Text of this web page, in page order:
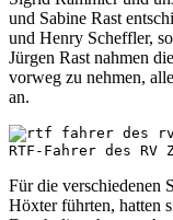
und Sabine Rast
und Henry Scheffler,
Jürgen Rast nahmen
vorweg zu nehmen,
an.
RTF-Fahrer des
Für die verschiedenen
Höxter führten, hatten